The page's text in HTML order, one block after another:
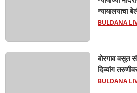
न्यायालयाचा
एसीबीच्या
BULDANA
बोरगाव वसूत
दिव्यांग
गेलेल्या
BULDANA